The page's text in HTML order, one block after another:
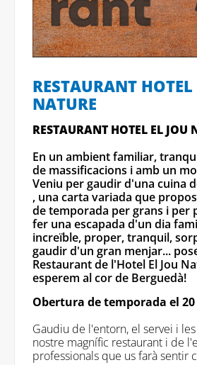
RESTAURANT HOTEL
NATURE
RESTAURANT HOTEL EL JOU
En un ambient familiar,
de massificacions i amb un
Veniu per gaudir d'una cuina
, una carta variada que
de temporada per grans i per
fer una escapada d'un dia
increïble, proper, tranquil,
gaudir d'un gran menjar...
Restaurant de l'Hotel El Jou
esperem al cor de Berguedà!
Obertura de temporada el
Gaudiu de l'entorn, el servei i les
nostre magnífic restaurant i de
professionals que us farà sentir